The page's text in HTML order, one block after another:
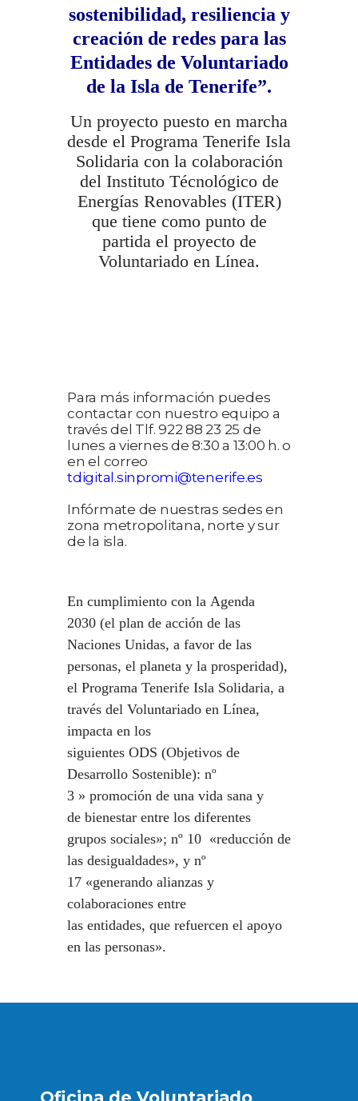
sostenibilidad, resiliencia y
creación de redes para las
Entidades de Voluntariado
de la Isla de Tenerife”.
Un proyecto puesto en marcha
desde el Programa Tenerife Isla
Solidaria con la colaboración
del Instituto Técnológico de
Energías Renovables (ITER)
que tiene como punto de
partida el proyecto de
Voluntariado en Línea.
Para más información puedes
contactar con nuestro equipo a
través del Tlf. 922 88 23 25 de
lunes a viernes de 8:30 a 13:00 h. o
en el correo
tdigital .sinpromi@tenerife.es
Infórmate de nuestras sedes en
zona metropolitana, norte y sur
de la isla.
En cumplimiento con la Agenda
2030 (el plan de acción de las
Naciones Unidas, a favor de las
personas, el planeta y la prosperidad),
el Programa Tenerife Isla Solidaria, a
través del Voluntariado en Línea,
impacta en los
siguientes ODS (Objetivos de
Desarrollo Sostenible): nº
3 » promoción de una vida sana y
de bienestar entre los diferentes
grupos sociales»; nº 10 «reducción de
las desigualdades», y nº
17 «generando alianzas y
colaboraciones entre
las entidades, que refuercen el apoyo
en las personas».